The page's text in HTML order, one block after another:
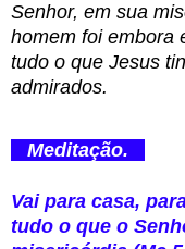
Senhor, em sua
homem foi embora
tudo o que Jesus
admirados.
Meditação.
Vai para casa,
tudo o que o